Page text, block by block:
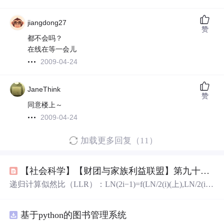
jiangdong27
都不会吗？
在线在等一会儿
2009-04-24
赞
JaneThink
同意楼上～
2009-04-24
赞
加载更多回复（11）
【社会科学】【财团与家族利益联盟】第九十九篇 管理层驾驭人和驾驭人性和拜码头和构建利益同盟（包含互相联姻构建家族）和设置阶层障碍和壁垒的手段和规则和行为和话术列表01
递归计算似然比（LLR）：LN(2i−1)​=f(LN/2(i)​(上),LN/2(i)​
环谐振器（MRR）或马赫-曾德尔调制器（MZM）、光电
基于python的图书管理系统